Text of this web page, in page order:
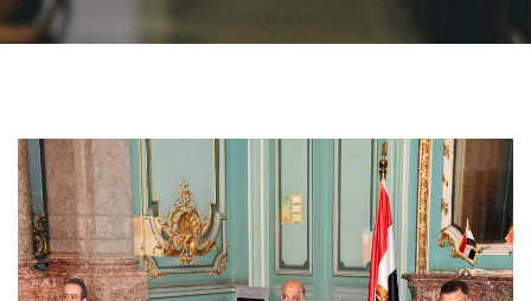
الإعلام
الطلاب
هيئة التدريس
الدراسات العليا